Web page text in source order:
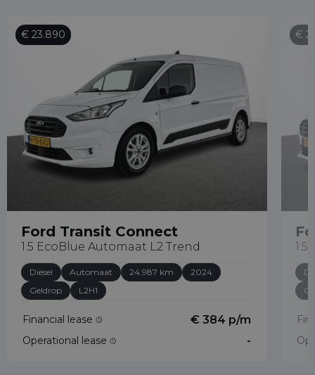
€ 23.890
Ford Transit Connect
1.5 EcoBlue Automaat L2 Trend
Diesel Automaat 24.987 km
2024
Geldrop
L2H1
Financial lease € 384 p/m
Operational lease -
€
1.5